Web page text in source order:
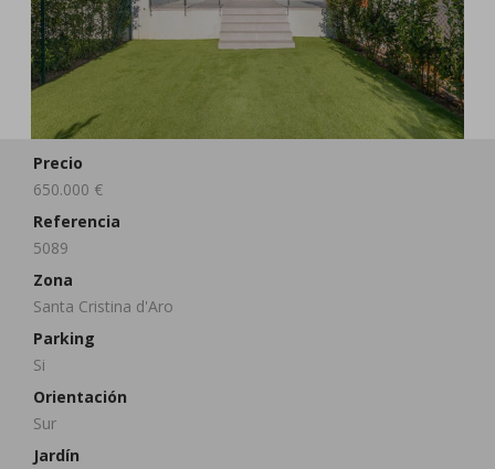
Precio
650.000 €
Referencia
5089
Zona
Santa Cristina d'Aro
Parking
Si
Orientación
Sur
Jardín